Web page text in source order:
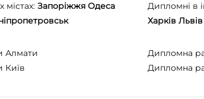
містах: Запоріжжя Одеса
Алмати
Київ
Дипломні в
Харків Львів
Дипломна
Дипломна